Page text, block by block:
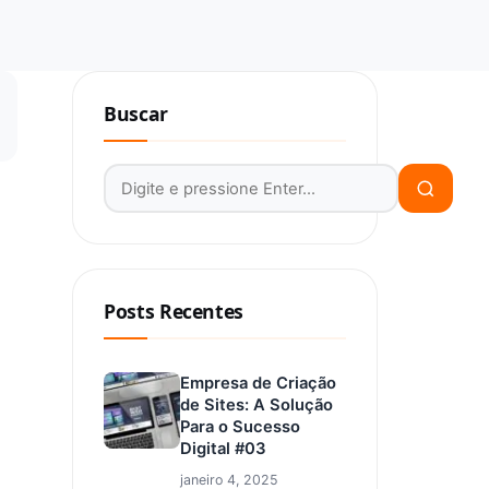
Buscar
Buscar por:
Posts Recentes
Empresa de Criação
de Sites: A Solução
Para o Sucesso
Digital #03
janeiro 4, 2025